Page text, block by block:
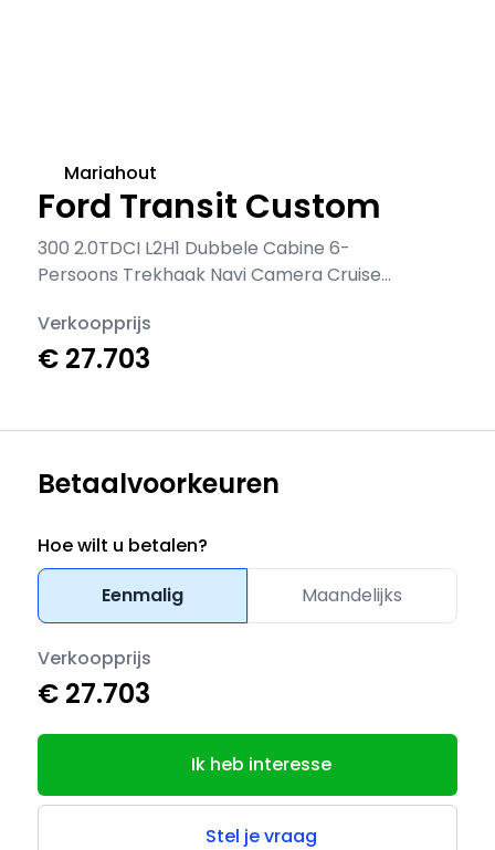
Ford Transit Custom
300 2.0TDCI L2H1 Dubbele Cabine 6-
Persoons Trekhaak Navi Camera Cruise
Stoelverwarming Pdc DC
Mariahout
Verkoopprijs
€ 27.703
Betaalvoorkeuren
Hoe wilt u betalen?
Eenmalig
Maandelijks
Verkoopprijs
€ 27.703
Ik heb interesse
Stel je vraag